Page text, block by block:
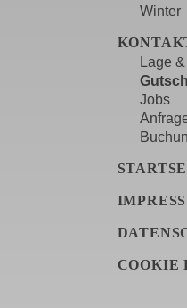
Winter
Lage
Jobs
COOKIE